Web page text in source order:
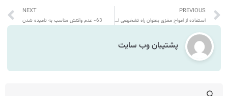
PREVIOUS
استفاده از امواج مغزی بعنوان راه تشخیصی اوتیسم
NEXT
63- عدم واکنش مناسب به نامیده شدن
پشتیبان وب سایت